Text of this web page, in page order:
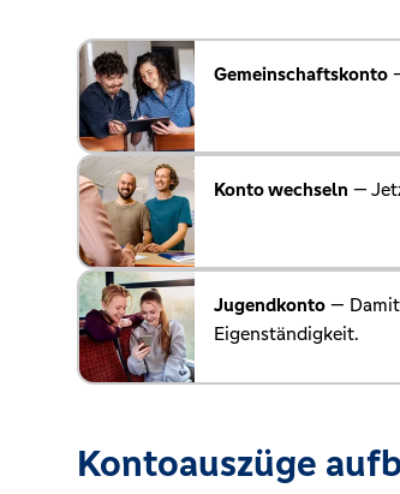
Gemeinschaftskonto
Konto wechseln —
Jugendkonto —
Eigenständigkeit.
Kontoauszüge